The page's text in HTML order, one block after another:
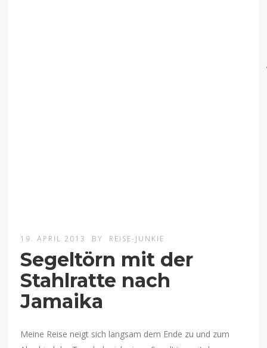
19. APRIL 2013 BY REISE-JUNKIE
Segeltörn mit der
Stahlratte nach
Jamaika
Meine Reise neigt sich langsam dem Ende zu und zum